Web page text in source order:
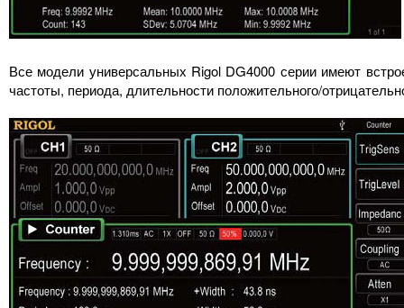
Все модели универсальных Rigol DG4000 серии имеют
частоты, периода, длительности положительного/